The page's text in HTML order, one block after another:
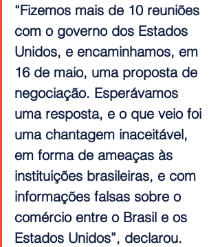
“Fizemos mais de 10 reuniões
com o governo dos Estados
Unidos, e encaminhamos, em
16 de maio, uma proposta de
negociação. Esperávamos
uma resposta, e o que veio foi
uma chantagem inaceitável,
em forma de ameaças às
instituições brasileiras, e com
informações falsas sobre o
comércio entre o Brasil e os
Estados Unidos”, declarou.